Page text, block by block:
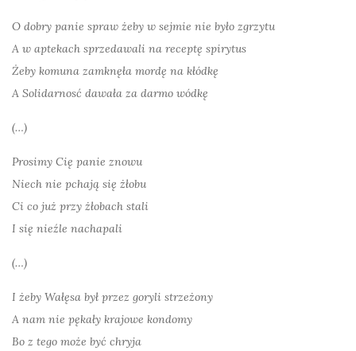
O dobry panie spraw żeby w sejmie nie było zgrzytu
A w aptekach sprzedawali na receptę spirytus
Żeby komuna zamknęła mordę na kłódkę
A Solidarnosć dawała za darmo wódkę
(…)
Prosimy Cię panie znowu
Niech nie pchają się żłobu
Ci co już przy żłobach stali
I się nieźle nachapali
(…)
I żeby Wałęsa był przez goryli strzeżony
A nam nie pękały krajowe kondomy
Bo z tego może być chryja